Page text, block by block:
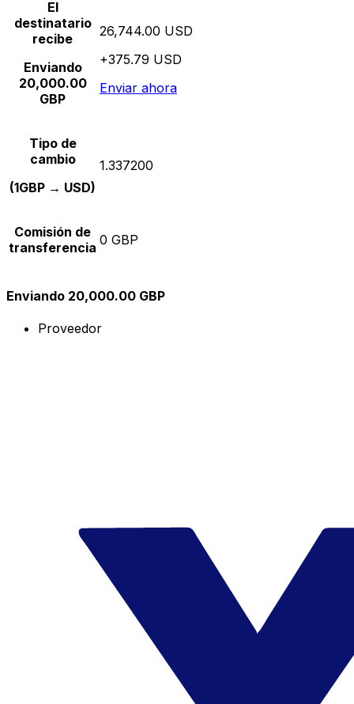
El
destinatario
recibe
Enviando
20,000.00
GBP
26,744.00 USD
+375.79 USD
Enviar ahora
Tipo de
cambio
(1GBP → USD)
1.337200
Comisión de
transferencia 0 GBP
Enviando 20,000.00 GBP
Proveedor